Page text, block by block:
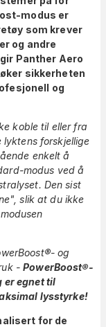
modus er
som krever
og andre
Panther Aero
sikkerheten
og
koble til eller fra
forskjellige
enkelt å
modus ved å
Den sist
slik at du ikke
og
-PowerBoost®-
er egnet til
lysstyrke!
for de